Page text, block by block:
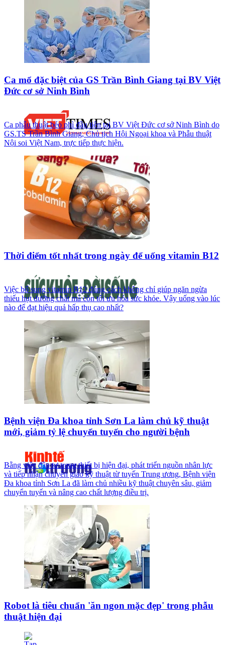
Ca mổ đặc biệt của GS Trần Bình Giang tại BV Việt
Đức cơ sở Ninh Bình
Ca phẫu thuật béo phì đầu tiên tại BV Việt Đức cơ sở Ninh Bình do
GS.TS Trần Bình Giang, Chủ tịch Hội Ngoại khoa và Phẫu thuật
Nội soi Việt Nam, trực tiếp thực hiện.
Thời điểm tốt nhất trong ngày để uống vitamin B12
Việc bổ sung vitamin B12 đúng cách không chỉ giúp ngăn ngừa
thiếu hụt dưỡng chất mà còn tối ưu hóa sức khỏe. Vậy uống vào lúc
nào để đạt hiệu quả hấp thụ cao nhất?
Bệnh viện Đa khoa tỉnh Sơn La làm chủ kỹ thuật
mới, giảm tỷ lệ chuyển tuyến cho người bệnh
Bằng việc đầu tư trang thiết bị hiện đại, phát triển nguồn nhân lực
và tiếp nhận chuyển giao kỹ thuật từ tuyến Trung ương, Bệnh viện
Đa khoa tỉnh Sơn La đã làm chủ nhiều kỹ thuật chuyên sâu, giảm
chuyển tuyến và nâng cao chất lượng điều trị.
Robot là tiêu chuẩn 'ăn ngon mặc đẹp' trong phẫu
thuật hiện đại